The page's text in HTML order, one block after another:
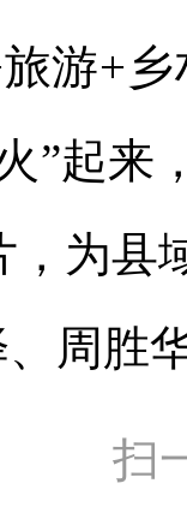
游+
”起来
，为县
周胜
扫